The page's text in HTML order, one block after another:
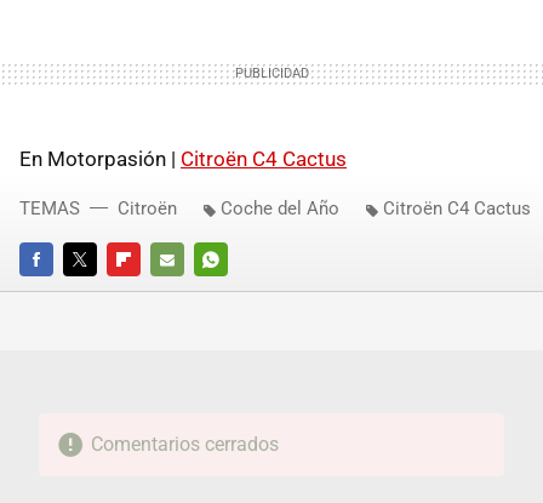
En Motorpasión | Citroën C4 Cactus
FACEBOOKTWITTERFLIPBOARD
E-
WHATSAPP
TEMAS Citroën Coche del Año Citroën C4 Cactus
Comentarios cerrados